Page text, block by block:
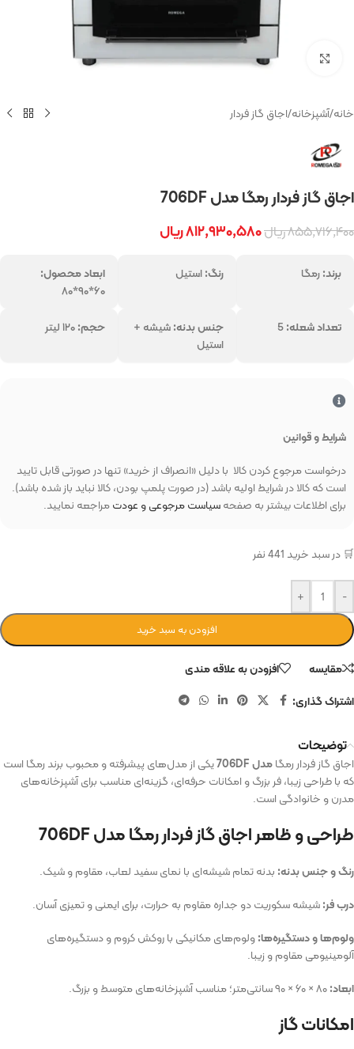
بزرگنمایی تصویر
خانه/آشپزخانه/اجاق گاز فردار
اجاق گاز فردار رمگا مدل 706DF
۸۵۵,۷۱۶,۴۰۰ریال۸۱۲,۹۳۰,۵۸۰ریال
برند:رمگا رنگ:استیل
ابعاد محصول:
۶۰*۹۰*۸۰
تعداد شعله:
جنس بدنه:شیشه +
استیل
حجم:
شرایط و قوانین
درخواست مرجوع کردن کالا با دلیل «انصراف از خرید» تنها در صورتی قابل تایید
است که کالا در شرایط اولیه باشد (در صورت پلمپ بودن، کالا نباید باز شده باشد).
برای اطلاعات بیشتر به صفحهسیاست مرجوعی و عودتمراجعه نمایید.
🛒 در سبد خرید 441 نفر
-
+
افزودن به سبد خرید
مقایسه
افزودن به علاقه مندی
اشتراک گذاری:
توضیحات
اجاق گاز فردار رمگامدل 706DF
یکی از مدل‌های پیشرفته و محبوب برند رمگا است
که با طراحی زیبا، فر بزرگ و امکانات حرفه‌ای، گزینه‌ای مناسب برای آشپزخانه‌های
مدرن و خانوادگی است.
طراحی و ظاهر اجاق گاز فردار رمگا مدل 706DF
رنگ و جنس بدنه: بدنه تمام شیشه‌ای با نمای سفید لعاب، مقاوم و شیک.
درب فر:شیشه سکوریت دو جداره مقاوم به حرارت، برای ایمنی و تمیزی آسان.
ولوم‌ها و دستگیره‌ها:ولوم‌های مکانیکی با روکش کروم و دستگیره‌های
آلومینیومی مقاوم و زیبا.
ابعاد:
امکانات گاز